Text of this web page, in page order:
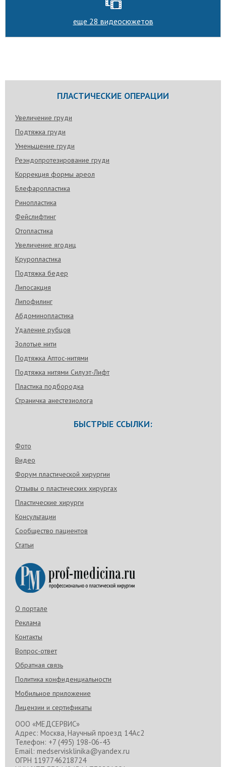
еще 28 видеосюжетов
ПЛАСТИЧЕСКИЕ ОПЕРАЦИИ
Увеличение груди
Подтяжка груди
Уменьшение груди
Реэндопротезирование груди
Коррекция формы ареол
Блефаропластика
Ринопластика
Фейслифтинг
Отопластика
Увеличение ягодиц
Круропластика
Подтяжка бедер
Липосакция
Липофилинг
Абдоминопластика
Удаление рубцов
Золотые нити
Подтяжка Аптос-нитями
Подтяжка нитями Силуэт-Лифт
Пластика подбородка
Страничка анестезиолога
БЫСТРЫЕ ССЫЛКИ:
Фото
Видео
Форум пластической хирургии
Отзывы о пластических хирургах
Пластические хирурги
Консультации
Сообщество пациентов
Статьи
О портале
Реклама
Контакты
Вопрос-ответ
Обратная связь
Политика конфиденциальности
Мобильное приложение
Лицензии и сертификаты
ООО «МЕДСЕРВИС»
Адрес: Москва, Научный проезд 14Ас2
Телефон: +7 (495) 198-06-43
Email: medservisklinika@yandex.ru
ОГРН 1197746218724